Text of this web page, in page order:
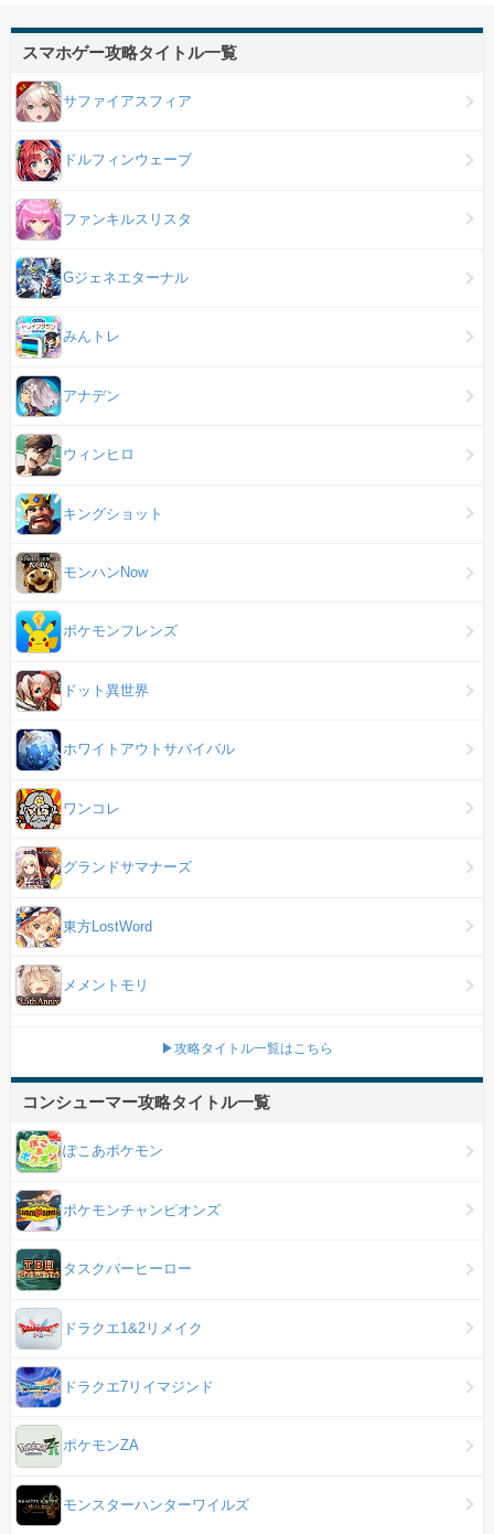
スマホゲー攻略タイトル一覧
サファイアスフィア
ドルフィンウェーブ
ファンキルスリスタ
Gジェネエターナル
みんトレ
アナデン
ウィンヒロ
キングショット
モンハンNow
ポケモンフレンズ
ドット異世界
ホワイトアウトサバイバル
ワンコレ
グランドサマナーズ
東方LostWord
メメントモリ
▶攻略タイトル一覧はこちら
コンシューマー攻略タイトル一覧
ぽこあポケモン
ポケモンチャンピオンズ
タスクバーヒーロー
ドラクエ1&2リメイク
ドラクエ7リイマジンド
ポケモンZA
モンスターハンターワイルズ